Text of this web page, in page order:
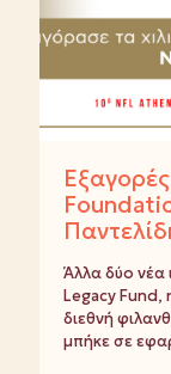
Άλλα δύο νέα
Legacy Fund,
διεθνή
μπήκε σε